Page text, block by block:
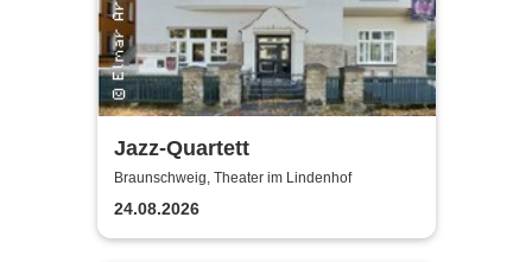
Jazz-Quartett
Braunschweig, Theater im Lindenhof
24.08.2026